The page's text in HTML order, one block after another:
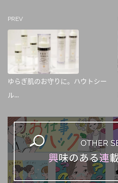
PREV
ゆらぎ肌のお守りに。ハウトシー
ル...